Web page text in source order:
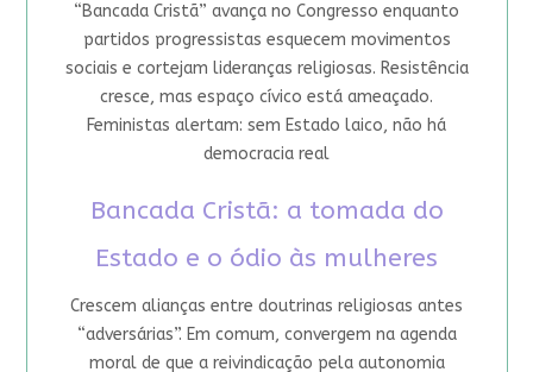
“Bancada Cristã” avança no Congresso enquanto
partidos progressistas esquecem movimentos
sociais e cortejam lideranças religiosas. Resistência
cresce, mas espaço cívico está ameaçado.
Feministas alertam: sem Estado laico, não há
democracia real
Bancada Cristã: a tomada do
Estado e o ódio às mulheres
Crescem alianças entre doutrinas religiosas antes
“adversárias”. Em comum, convergem na agenda
moral de que a reivindicação pela autonomia